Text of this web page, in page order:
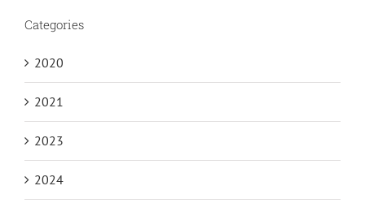
Categories
2020
2021
2023
2024